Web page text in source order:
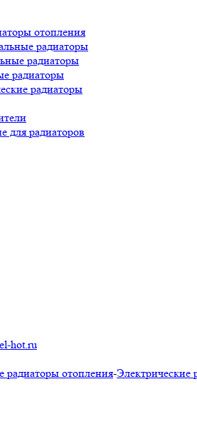
отопления
радиаторы
радиаторы
радиаторы
радиаторы
для радиаторов
hot.ru
радиаторы отопления-Электрические